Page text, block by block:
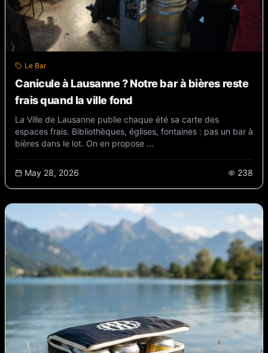
Le Bar
Canicule à Lausanne ? Notre bar à bières reste
frais quand la ville fond
La Ville de Lausanne publie chaque été sa carte des
espaces frais. Bibliothèques, églises, fontaines : pas un bar à
bières dans le lot. On en propose ...
May 28, 2026 238